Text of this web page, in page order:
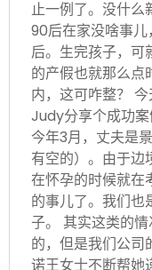
止一例了。没什么
90后在家没啥事
后。生完孩子，可
的产假也就那么点
内，这可咋整？
Judy分享个成功
今年3月，丈夫是
有空的）。由于边
在怀孕的时候就在
的事儿了。我们也
子。 其实这类的
的，但是我们公司
诺王女士不断帮她